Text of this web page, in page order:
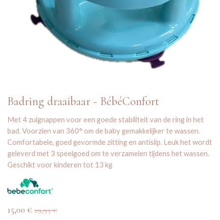
Badring draaibaar - BébéConfort
Met 4 zuignappen voor een goede stabiliteit van de ring in het
bad. Voorzien van 360° om de baby gemakkelijker te wassen.
Comfortabele, goed gevormde zitting en antislip. Leuk het wordt
geleverd met 3 speelgoed om te verzamelen tijdens het wassen.
Geschikt voor kinderen tot 13 kg
15,00 € 29,95€